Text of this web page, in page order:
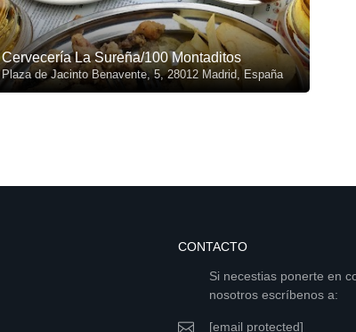
Cervecería La Sureña/100 Montaditos
Plaza de Jacinto Benavente, 5, 28012 Madrid, España
CONTACTO
Si necestias ponerte en
nosotros escríbenos a:
[email protected]